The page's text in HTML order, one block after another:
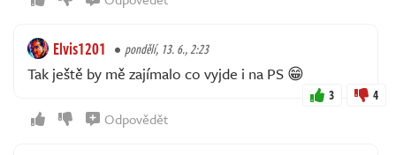
Elvis1201 pondělí, 13. 6., 2:23
Tak ještě by mě zajímalo co vyjde i na PS 😁
3 4
Odpovědět